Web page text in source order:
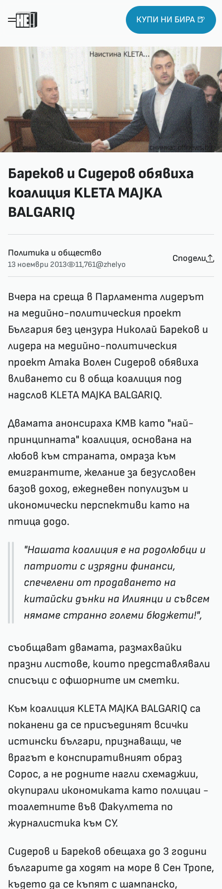
КУПИ НИ БИРА 🍺
Бареков и Сидеров обявиха
коалиция KLETA MAJKA
BALGARIQ
Политика и общество
13 ноември 2013 11,761@zhelyo
Сподели
Вчера на среща в Парламента лидерът
на медийно-политическия проект
България без цензура Николай Бареков и
лидера на медийно-политическия
проект Атака Волен Сидеров обявиха
вливането си в обща коалиция под
надслов KLETA MAJKA BALGARIQ.
Двамата анонсираха KMB като "най-
принципната" коалиция, основана на
любов към страната, омраза към
емигрантите, желание за безусловен
базов доход, ежедневен популизъм и
икономически перспективи като на
птица додо.
"Нашата коалиция е на родолюбци и
патриоти с изрядни финанси,
спечелени от продаването на
китайски дънки на Илиянци и съвсем
нямаме странно големи бюджети!",
съобщават двамата, размахвайки
празни листове, които представлявали
списъци с офшорните им сметки.
Към коалиция KLETA MAJKA BALGARIQ са
поканени да се присъединят всички
истински българи, признаващи, че
врагът е конспиративният образ
Сорос, а не родните нагли схемаджии,
окупирали икономиката като полицаи -
тоалетните във Факултета по
журналистика към СУ.
Сидеров и Бареков обещаха до 3 години
българите да ходят на море в Сен Тропе,
където да се къпят с шампанско,